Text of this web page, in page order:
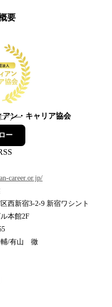
要
ン・キャリア協会
ワー
ー
career.or.jp/
西新宿3-2-9 新宿ワシント
本館2F
/有山 徹